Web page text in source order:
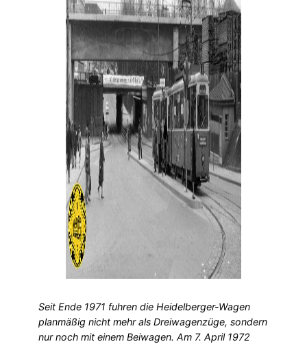
Seit Ende 1971 fuhren die Heidelberger-Wagen
planmäßig nicht mehr als Dreiwagenzüge, sondern
nur noch mit einem Beiwagen. Am 7. April 1972